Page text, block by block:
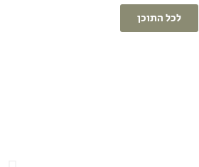
לכל התוכן